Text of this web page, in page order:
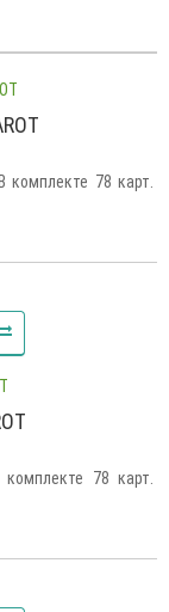
комплекте 78 карт.
78 карт.